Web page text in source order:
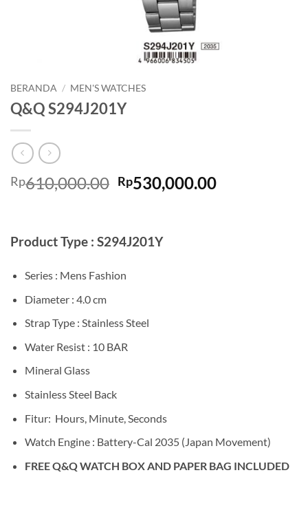
BERANDA / MEN'S WATCHES
Q&Q S294J201Y
Rp610,000.00 Harga
aslinya
Rp610,000.00.
Rp530,000.00Harga
Product Type : S294J201Y
Series : Mens Fashion
Diameter : 4.0 cm
Strap Type : Stainless Steel
Water Resist : 10 BAR
Mineral Glass
Stainless Steel Back
Fitur: Hours, Minute, Seconds
Watch Engine : Battery-Cal 2035 (Japan Movement)
FREE Q&Q WATCH BOX AND PAPER BAG INCLUDED